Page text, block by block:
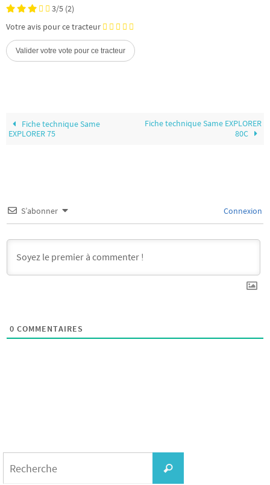
3/5 (2)
Votre avis pour ce tracteur
Fiche technique Same
EXPLORER 75
Fiche technique Same EXPLORER
80C
S’abonner Connexion
0 COMMENTAIRES
Recherche